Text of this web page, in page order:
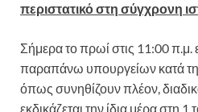
περιστατικό στη σύγχρονη
Σήμερα το πρωί στις 11:00
παραπάνω υπουργείων κατά
όπως συνηθίζουν πλέον,
εκδικάζεται την ίδια μέρα στη 1